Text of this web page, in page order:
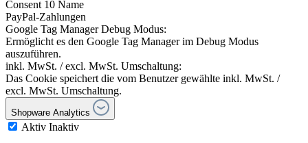
Consent 10 Name
PayPal-Zahlungen
Google Tag Manager Debug Modus:
Ermöglicht es den Google Tag Manager im Debug Modus
auszuführen.
inkl. MwSt. / excl. MwSt. Umschaltung:
Das Cookie speichert die vom Benutzer gewählte inkl. MwSt. /
excl. MwSt. Umschaltung.
Shopware Analytics
Aktiv Inaktiv